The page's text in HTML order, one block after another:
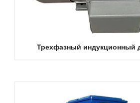
Трехфазный индукционный